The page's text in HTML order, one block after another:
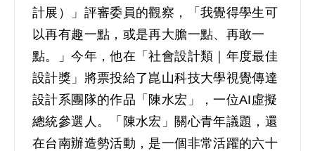
計展）」評審委員的觀察，「我覺得學生可
以再有趣一點，或是再大膽一點、再敢一
點。」今年，他在「社會設計類｜年度最佳
設計獎」將票投給了崑山科技大學視覺傳達
設計系團隊的作品「陳水宏」，一位AI虛擬
總統參選人。「陳水宏」關心青年議題，還
在台南辦造勢活動，是一個非常活躍的六十